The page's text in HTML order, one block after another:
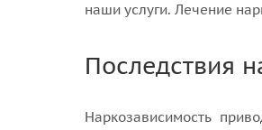
наши услуги. Лечение
Последствия
Наркозависимость